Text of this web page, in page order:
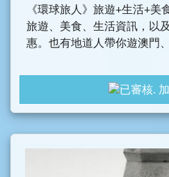
《環球旅人》旅遊+生活+美
旅遊、美食、生活資訊，以
惠。也有地道人帶你遊澳門